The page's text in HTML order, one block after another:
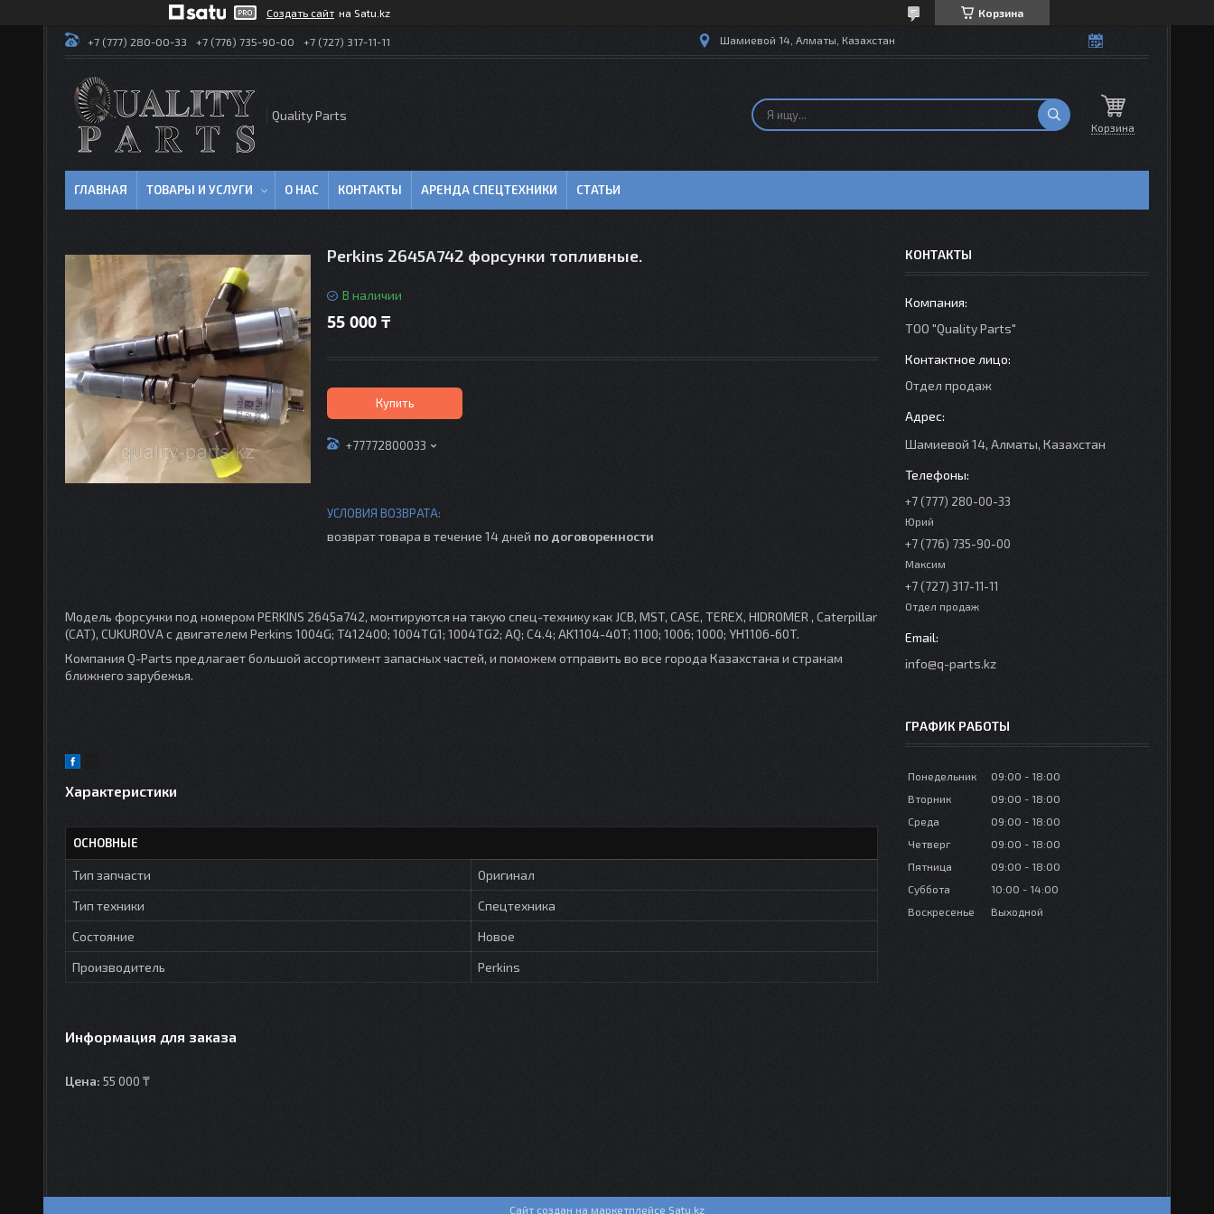
Создать сайт на Satu.kz Корзина
+7 (777) 280-00-33 +7 (776) 735-90-00 +7 (727) 317-11-11 Шамиевой 14, Алматы, Казахстан
Quality Parts
Корзина
ГЛАВНАЯ ТОВАРЫ И УСЛУГИ О НАС КОНТАКТЫ АРЕНДА СПЕЦТЕХНИКИ СТАТЬИ
Perkins 2645A742 форсунки топливные.
В наличии
55 000 ₸
Купить
+77772800033
возврат товара в течение 14 дней по договоренности
Модель форсунки под номером PERKINS 2645a742, монтируются на такую спец-технику как JCB, MST, CASE, TEREX, HIDROMER , Caterpillar
(CAT), CUKUROVA с двигателем Perkins 1004G; T412400; 1004TG1; 1004TG2; AQ; C4.4; AK1104-40T; 1100; 1006; 1000; YH1106-60T.
Компания Q-Parts предлагает большой ассортимент запасных частей, и поможем отправить во все города Казахстана и странам
ближнего зарубежья.
Характеристики
ОСНОВНЫЕ
Тип запчасти
Оригинал
Тип техники
Спецтехника
Состояние
Новое
Производитель
Perkins
Информация для заказа
Цена: 55 000 ₸
КОНТАКТЫ
ТОО "Quality Parts"
Отдел продаж
Шамиевой 14, Алматы, Казахстан
+7 (777) 280-00-33
Юрий
+7 (776) 735-90-00
Максим
+7 (727) 317-11-11
Отдел продаж
info@q-parts.kz
ГРАФИК РАБОТЫ
Понедельник 09:00
18:00
Вторник
09:00
18:00
Среда
09:00
18:00
Четверг
09:00
18:00
Пятница
09:00
18:00
Суббота
10:00
14:00
Воскресенье
Выходной
Сайт создан на маркетплейсе Satu.kz